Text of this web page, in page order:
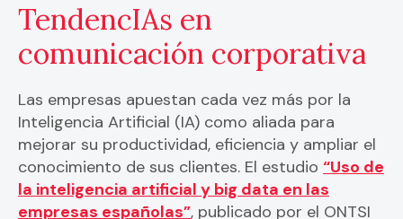
TendencIAs en
comunicación corporativa
Las empresas apuestan cada vez más por la
Inteligencia Artificial (IA) como aliada para
mejorar su productividad, eficiencia y ampliar el
conocimiento de sus clientes. El estudio “Uso de
la inteligencia artificial y big data en las
empresas españolas”, publicado por el ONTSI